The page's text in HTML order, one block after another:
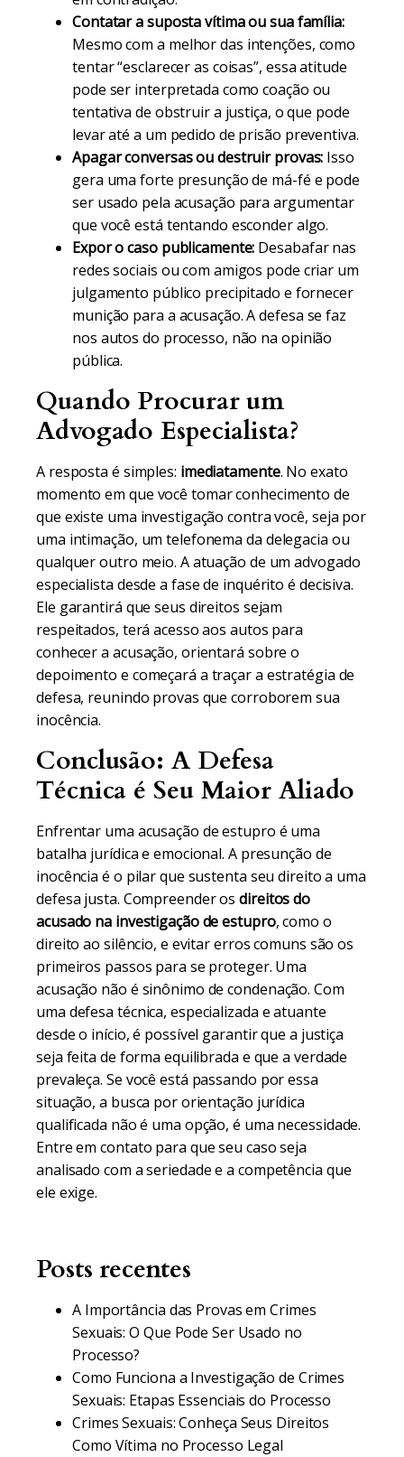
Contatar a suposta vítima ou sua família:
Mesmo com a melhor das intenções, como
tentar “esclarecer as coisas”, essa atitude
pode ser interpretada como coação ou
tentativa de obstruir a justiça, o que pode
levar até a um pedido de prisão preventiva.
Apagar conversas ou destruir provas: Isso
gera uma forte presunção de má-fé e pode
ser usado pela acusação para argumentar
que você está tentando esconder algo.
Expor o caso publicamente: Desabafar nas
redes sociais ou com amigos pode criar um
julgamento público precipitado e fornecer
munição para a acusação. A defesa se faz
nos autos do processo, não na opinião
pública.
Quando Procurar um
Advogado Especialista?
A resposta é simples: imediatamente. No exato
momento em que você tomar conhecimento de
que existe uma investigação contra você, seja por
uma intimação, um telefonema da delegacia ou
qualquer outro meio. A atuação de um advogado
especialista desde a fase de inquérito é decisiva.
Ele garantirá que seus direitos sejam
respeitados, terá acesso aos autos para
conhecer a acusação, orientará sobre o
depoimento e começará a traçar a estratégia de
defesa, reunindo provas que corroborem sua
inocência.
Conclusão: A Defesa
Técnica é Seu Maior Aliado
Enfrentar uma acusação de estupro é uma
batalha jurídica e emocional. A presunção de
inocência é o pilar que sustenta seu direito a uma
defesa justa. Compreender osdireitos do
acusado na investigação de estupro, como o
direito ao silêncio, e evitar erros comuns são os
primeiros passos para se proteger. Uma
acusação não é sinônimo de condenação. Com
uma defesa técnica, especializada e atuante
desde o início, é possível garantir que a justiça
seja feita de forma equilibrada e que a verdade
prevaleça. Se você está passando por essa
situação, a busca por orientação jurídica
qualificada não é uma opção, é uma necessidade.
Entre em contato para que seu caso seja
analisado com a seriedade e a competência que
ele exige.
Posts recentes
A Importância das Provas em Crimes
Sexuais: O Que Pode Ser Usado no
Processo?
Como Funciona a Investigação de Crimes
Sexuais: Etapas Essenciais do Processo
Crimes Sexuais: Conheça Seus Direitos
Como Vítima no Processo Legal